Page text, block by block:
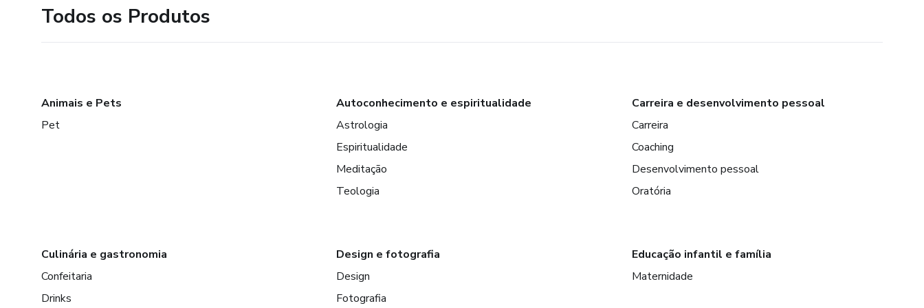
Todos os Produtos
Animais e Pets
Pet
Autoconhecimento e espiritualidade
Astrologia
Espiritualidade
Meditação
Teologia
Carreira e desenvolvimento pessoal
Carreira
Coaching
Desenvolvimento pessoal
Oratória
Culinária e gastronomia
Confeitaria
Drinks
Design e fotografia
Design
Fotografia
Educação infantil e família
Maternidade